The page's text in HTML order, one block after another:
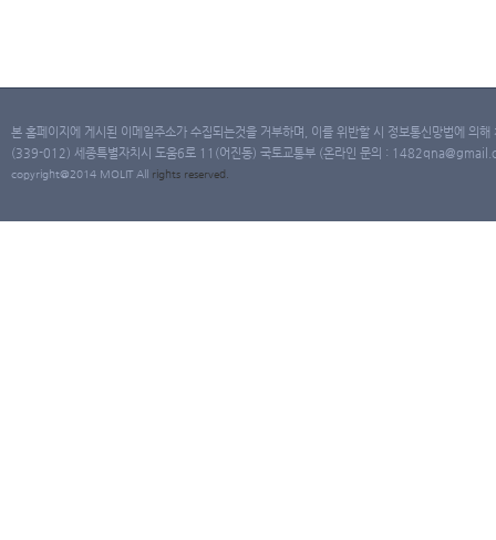
본 홈페이지에 게시된 이메일주소가 수집되는것을 거부하며, 이를 위반할 시 정보통신망법에 의
(339-012) 세종특별자치시 도움6로 11(어진동) 국토교통부 (온라인 문의 :
copyright@2014 MOLIT All rights reserved.